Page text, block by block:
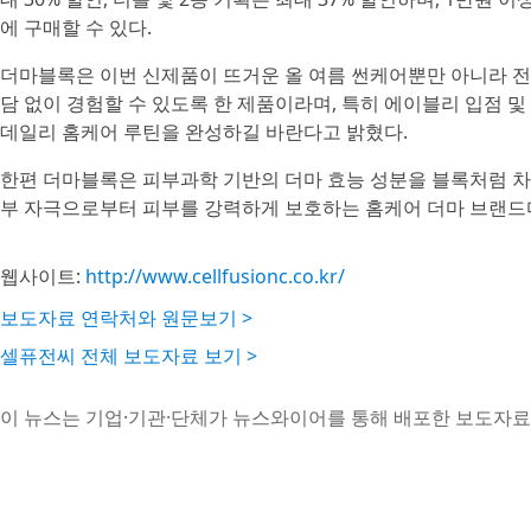
에 구매할 수 있다.
더마블록은 이번 신제품이 뜨거운 올 여름 썬케어뿐만 아니라
담 없이 경험할 수 있도록 한 제품이라며, 특히 에이블리 입점
데일리 홈케어 루틴을 완성하길 바란다고 밝혔다.
한편 더마블록은 피부과학 기반의 더마 효능 성분을 블록처럼
부 자극으로부터 피부를 강력하게 보호하는 홈케어 더마 브랜드
웹사이트: http://www.cellfusionc.co.kr/
보도자료 연락처와 원문보기 >
셀퓨전씨 전체 보도자료 보기 >
이 뉴스는 기업·기관·단체가 뉴스와이어를 통해 배포한 보도자